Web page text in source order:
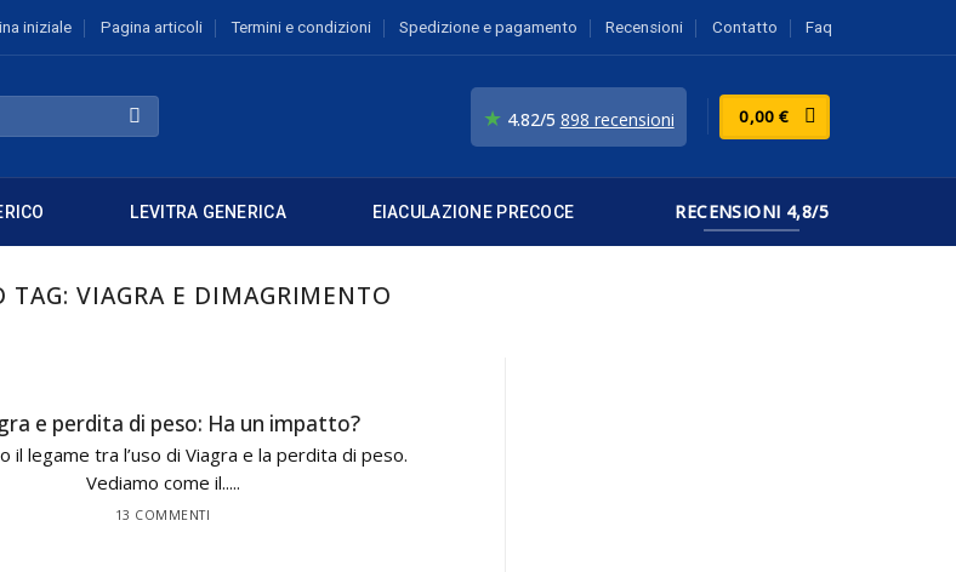
iniziale Pagina articoli Termini e condizioni Spedizione e pagamento Recensioni Contatto Faq
★ 4.82/5 898 recensioni 0,00€
LEVITRA GENERICA EIACULAZIONE PRECOCE RECENSIONI 4,8/5
TAG:VIAGRA E DIMAGRIMENTO
e perdita di peso: Ha un impatto?
il legame tra l’uso di Viagra e la perdita di peso.
Vediamo come il.....
13 COMMENTI